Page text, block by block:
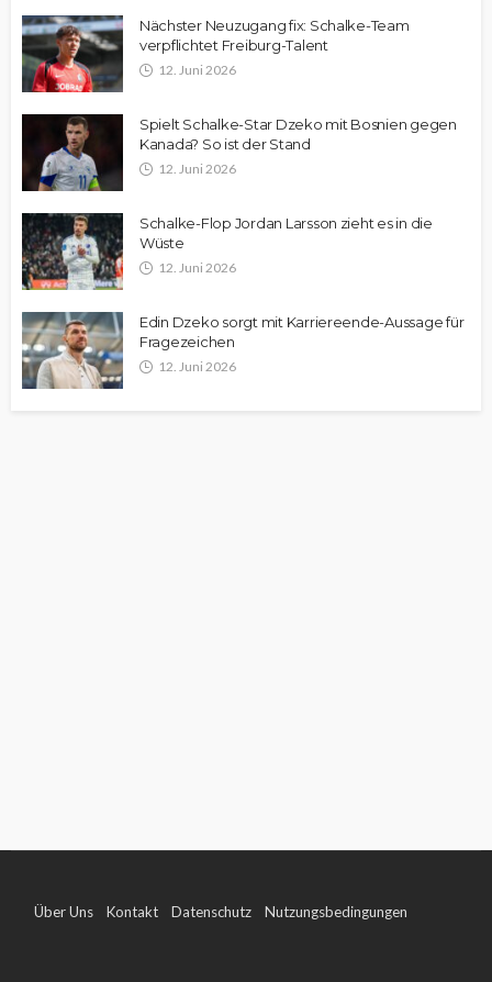
Nächster Neuzugang fix: Schalke-Team
verpflichtet Freiburg-Talent
12. Juni 2026
Spielt Schalke-Star Dzeko mit Bosnien gegen
Kanada? So ist der Stand
12. Juni 2026
Schalke-Flop Jordan Larsson zieht es in die
Wüste
12. Juni 2026
Edin Dzeko sorgt mit Karriereende-Aussage für
Fragezeichen
12. Juni 2026
Über Uns Kontakt Datenschutz Nutzungsbedingungen